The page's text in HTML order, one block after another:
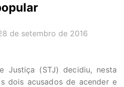
de setembro de 2016
Justiça (STJ) decidiu, nesta
dois acusados de acender e